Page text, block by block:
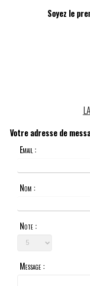
Soyez le
Votre adresse de
Email :
Nom :
Note :
Message :